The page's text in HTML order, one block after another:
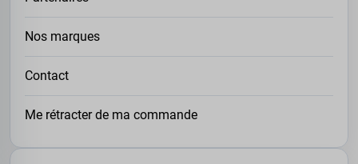
Nos marques
Contact
Me rétracter de ma commande